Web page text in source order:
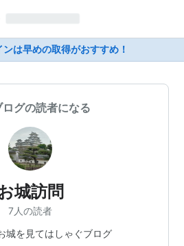
は早めの取得がおすすめ！
ログの読者になる
城訪問
7人の読者
城を見てはしゃぐブログ